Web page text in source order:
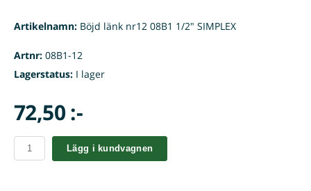
Artikelnamn: Böjd länk nr12 08B1 1/2" SIMPLEX
Artnr: 08B1-12
Lagerstatus: I lager
72,50 :-
Lägg i kundvagnen